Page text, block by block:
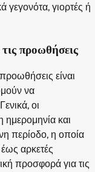
γεγονότα, γιορτές ή
προωθήσεις
είναι
να
οι
ημερομηνία και
περίοδο, η οποία
αρκετές
προσφορά για τις